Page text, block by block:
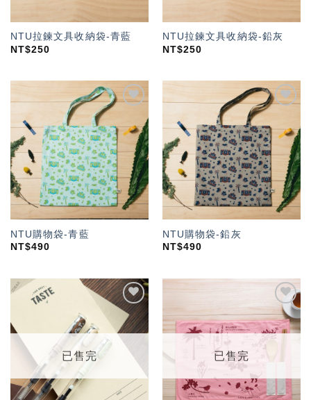
NTU拉鍊文具收納袋-青藍
NT$250
NTU拉鍊文具收納袋-鉛灰
NT$250
「願
望輕
單」
NTU購物袋-青藍
NT$490
望輕
單」
NTU購物袋-鉛灰
NT$490
加入
「願
望輕
單」
已售完
加入
「願
望輕
已售完